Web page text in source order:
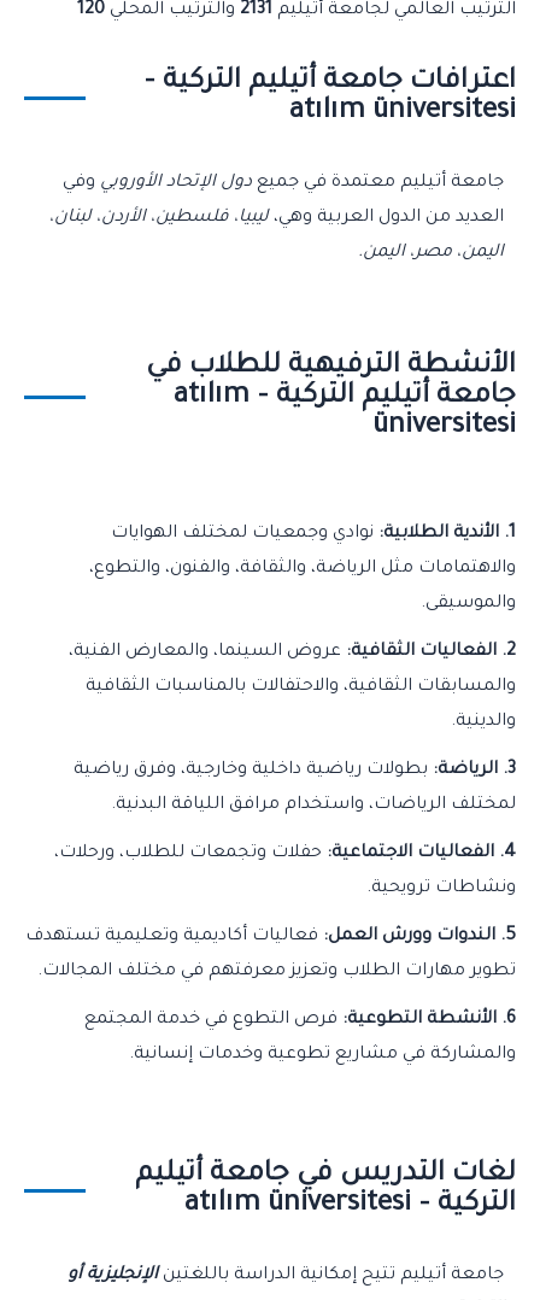
الترتيب العالمي لجامعة أتيليم 2131 والترتيب المحلي 120
اعترافات جامعة أتيليم التركية –
atılım üniversitesi
جامعة أتيليم معتمدة في جميع دول الإتحاد الأوروبي وفي
العديد من الدول العربية وهي، ليبيا، فلسطين، الأردن، لبنان،
اليمن، مصر، اليمن.
الأنشطة الترفيهية للطلاب في
جامعة أتيليم التركية – atılım
üniversitesi
1. الأندية الطلابية:
نوادي وجمعيات لمختلف الهوايات
والاهتمامات مثل الرياضة، والثقافة، والفنون، والتطوع،
والموسيقى.
2. الفعاليات الثقافية:
عروض السينما، والمعارض الفنية،
والمسابقات الثقافية، والاحتفالات بالمناسبات الثقافية
والدينية.
3. الرياضة:
بطولات رياضية داخلية وخارجية، وفرق رياضية
لمختلف الرياضات، واستخدام مرافق اللياقة البدنية.
4. الفعاليات الاجتماعية:
حفلات وتجمعات للطلاب، ورحلات،
ونشاطات ترويحية.
5. الندوات وورش العمل:
فعاليات أكاديمية وتعليمية تستهدف
تطوير مهارات الطلاب وتعزيز معرفتهم في مختلف المجالات.
6. الأنشطة التطوعية:
فرص التطوع في خدمة المجتمع
والمشاركة في مشاريع تطوعية وخدمات إنسانية.
لغات التدريس في جامعة أتيليم
التركية – atılım üniversitesi
جامعة أتيليم تتيح إمكانية الدراسة باللغتينالإنجليزية أو